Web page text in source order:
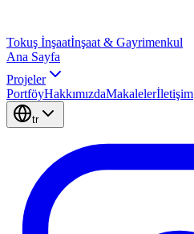
Tokuş İnşaatİnşaat & Gayrimenkul
Ana Sayfa
Projeler
PortföyHakkımızdaMakalelerİletişim
tr